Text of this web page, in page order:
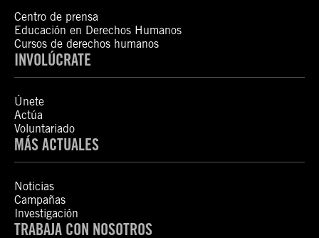
Centro de prensa
Educación en Derechos Humanos
Cursos de derechos humanos
INVOLÚCRATE
Únete
Actúa
Voluntariado
MÁS ACTUALES
Noticias
Campañas
Investigación
TRABAJA CON NOSOTROS